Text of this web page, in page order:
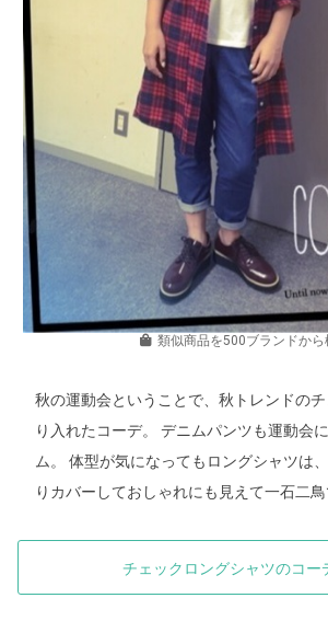
類似商品を500ブランドから
秋の運動会ということで、秋トレンドの
り入れたコーデ。 デニムパンツも運動会
ム。 体型が気になってもロングシャツは
りカバーしておしゃれにも見えて一石二鳥
チェックロングシャツのコー